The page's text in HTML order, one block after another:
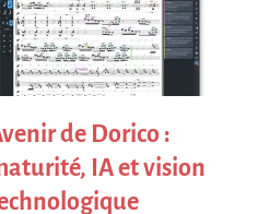
de Dorico :
IA et vision